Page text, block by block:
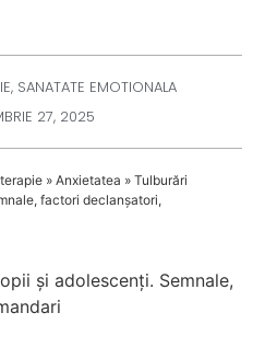
, SANATATE EMOTIONALA
27, 2025
» Anxietatea » Tulburări
factori declanșatori,